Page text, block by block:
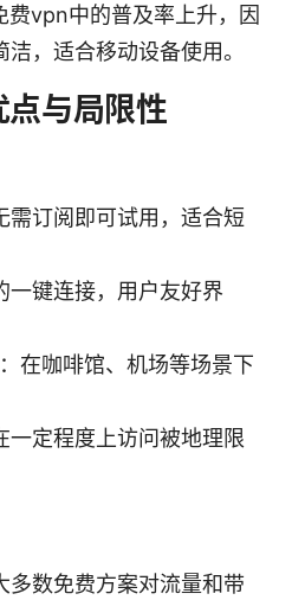
费vpn中的普及率上升，因
，适合移动设备使用。
与局限性
需订阅即可试用，适合短
一键连接，用户友好界
在咖啡馆、机场等场景下
一定程度上访问被地理限
多数免费方案对流量和带